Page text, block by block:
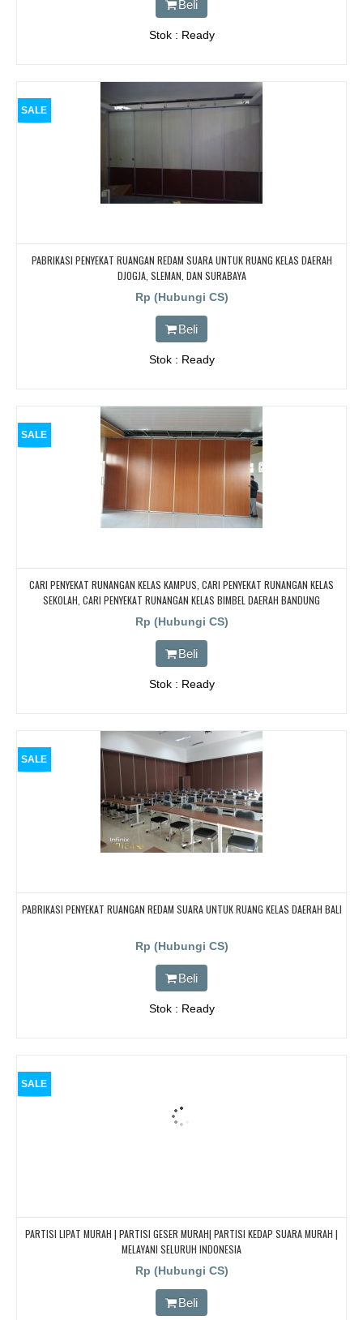
Beli
Stok : Ready
SALE
PABRIKASI PENYEKAT RUANGAN REDAM SUARA UNTUK RUANG KELAS DAERAH
DJOGJA, SLEMAN, DAN SURABAYA
Rp (Hubungi CS)
Beli
Stok : Ready
SALE
CARI PENYEKAT RUNANGAN KELAS KAMPUS, CARI PENYEKAT RUNANGAN KELAS
SEKOLAH, CARI PENYEKAT RUNANGAN KELAS BIMBEL DAERAH BANDUNG
Rp (Hubungi CS)
Beli
Stok : Ready
SALE
PABRIKASI PENYEKAT RUANGAN REDAM SUARA UNTUK RUANG KELAS DAERAH BALI
Rp (Hubungi CS)
Beli
Stok : Ready
SALE
PARTISI LIPAT MURAH | PARTISI GESER MURAH| PARTISI KEDAP SUARA MURAH |
MELAYANI SELURUH INDONESIA
Rp (Hubungi CS)
Beli